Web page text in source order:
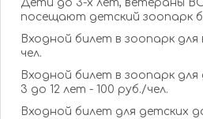
Дети до 3-х лет, ветераны
посещают детский зоопарк
Входной билет в зоопарк для
чел.
Входной билет в зоопарк
3 до 12 лет - 100 руб./чел.
Входной билет для детских